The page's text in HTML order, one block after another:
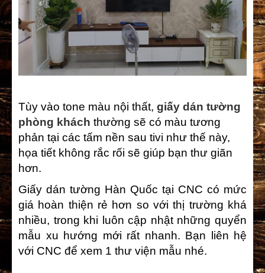
Tùy vào tone màu nội thất, giấy dán tường
phòng khách thường sẽ có màu tương
phản tại các tấm nền sau tivi như thế này,
họa tiết không rắc rối sẽ giúp bạn thư giãn
hơn.
Giấy dán tường Hàn Quốc tại CNC có mức
giá hoàn thiện rẻ hơn so với thị trường khá
nhiều, trong khi luôn cập nhật những quyển
mẫu xu hướng mới rất nhanh. Bạn liên hệ
với CNC để xem 1 thư viện mẫu nhé.